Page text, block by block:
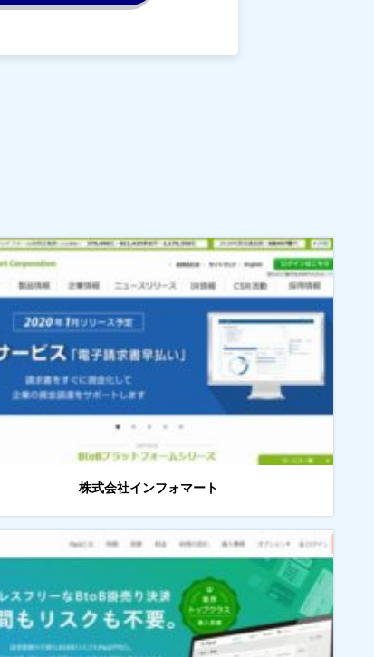
株式会社インフォマート